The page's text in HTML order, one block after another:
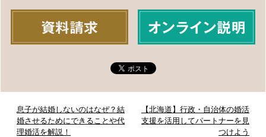
息子が結婚しないのはなぜ？結
婚させるためにできることや代
理婚活を解説！
【北海道】行政・自治体の婚活
支援を活用してパートナーを見
つけよう